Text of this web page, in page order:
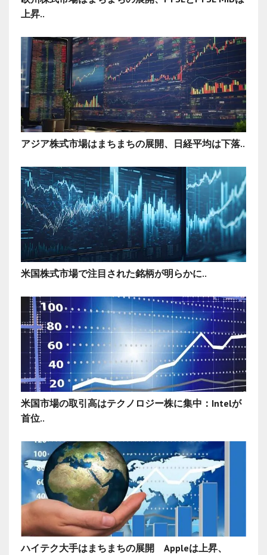
上昇..
アジア株式市場はまちまちの展開、日経平均は下落..
米国株式市場で注目された銘柄が明らかに..
米国市場の取引高はテクノロジー株に集中：Intelが
首位..
ハイテク大手はまちまちの展開 Appleは上昇、